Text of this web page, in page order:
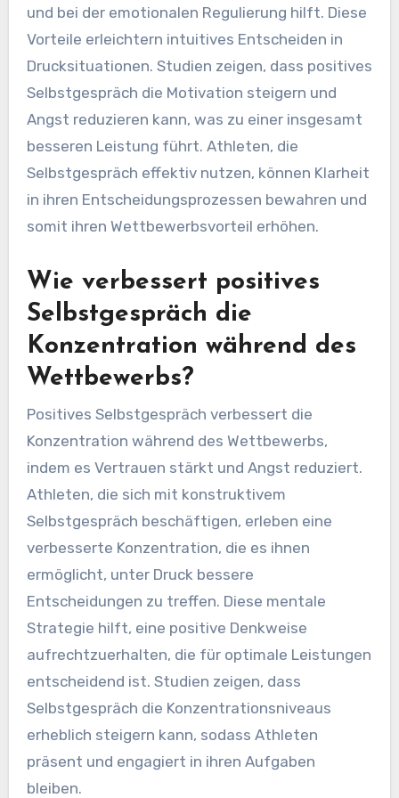
und bei der emotionalen Regulierung hilft. Diese
Vorteile erleichtern intuitives Entscheiden in
Drucksituationen. Studien zeigen, dass positives
Selbstgespräch die Motivation steigern und
Angst reduzieren kann, was zu einer insgesamt
besseren Leistung führt. Athleten, die
Selbstgespräch effektiv nutzen, können Klarheit
in ihren Entscheidungsprozessen bewahren und
somit ihren Wettbewerbsvorteil erhöhen.
Wie verbessert positives
Selbstgespräch die
Konzentration während des
Wettbewerbs?
Positives Selbstgespräch verbessert die
Konzentration während des Wettbewerbs,
indem es Vertrauen stärkt und Angst reduziert.
Athleten, die sich mit konstruktivem
Selbstgespräch beschäftigen, erleben eine
verbesserte Konzentration, die es ihnen
ermöglicht, unter Druck bessere
Entscheidungen zu treffen. Diese mentale
Strategie hilft, eine positive Denkweise
aufrechtzuerhalten, die für optimale Leistungen
entscheidend ist. Studien zeigen, dass
Selbstgespräch die Konzentrationsniveaus
erheblich steigern kann, sodass Athleten
präsent und engagiert in ihren Aufgaben
bleiben.